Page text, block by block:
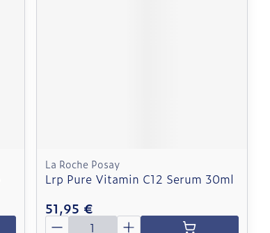
La Roche Posay
Lrp Pure Vitamin C12 Serum 30ml
51,95 €
Quantité